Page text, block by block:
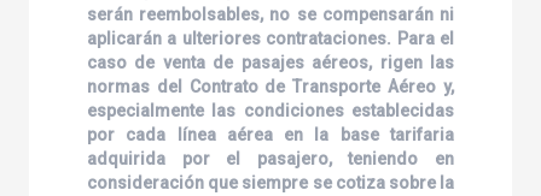
serán reembolsables, no se compensarán ni
aplicarán a ulteriores contrataciones. Para el
caso de venta de pasajes aéreos, rigen las
normas del Contrato de Transporte Aéreo y,
especialmente las condiciones establecidas
por cada línea aérea en la base tarifaria
adquirida por el pasajero, teniendo en
consideración que siempre se cotiza sobre la